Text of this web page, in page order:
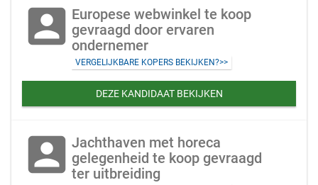
account_box Europese webwinkel te koop
gevraagd door ervaren
ondernemer
VERGELIJKBARE KOPERS BEKIJKEN?>>
DEZE KANDIDAAT BEKIJKEN
account_box Jachthaven met horeca
gelegenheid te koop gevraagd
ter uitbreiding